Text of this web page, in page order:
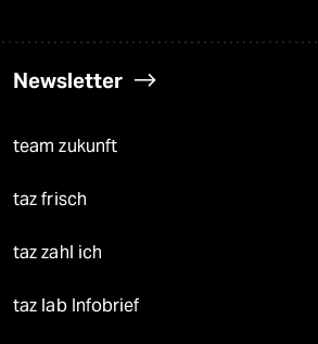
Newsletter
team zukunft
taz frisch
taz zahl ich
taz lab Infobrief